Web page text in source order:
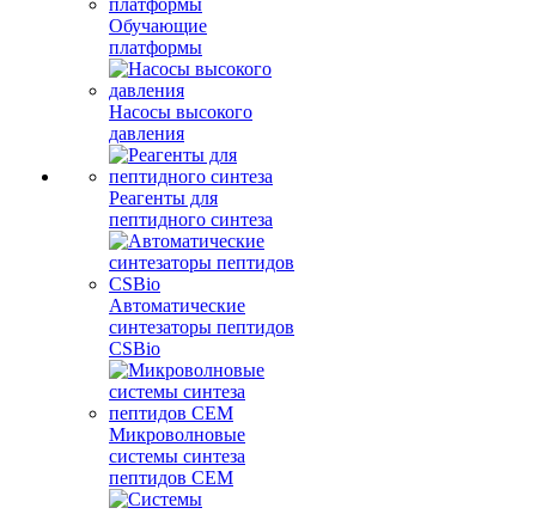
Обучающие
платформы
Насосы высокого
давления
Реагенты для
пептидного синтеза
Автоматические
синтезаторы пептидов
CSBio
Микроволновые
системы синтеза
пептидов CEM